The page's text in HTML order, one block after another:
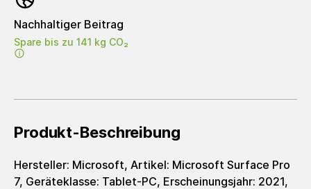
Nachhaltiger Beitrag
Spare bis zu 141 kg CO₂
Produkt-Beschreibung
Hersteller: Microsoft, Artikel: Microsoft Surface Pro
7, Geräteklasse: Tablet-PC, Erscheinungsjahr: 2021,